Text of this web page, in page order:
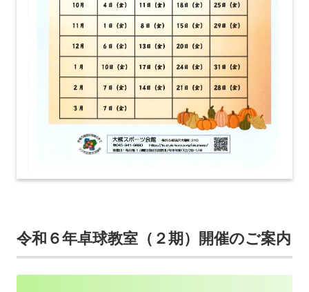
ま
す
令和６年卓球教室（２期）開催のご案内